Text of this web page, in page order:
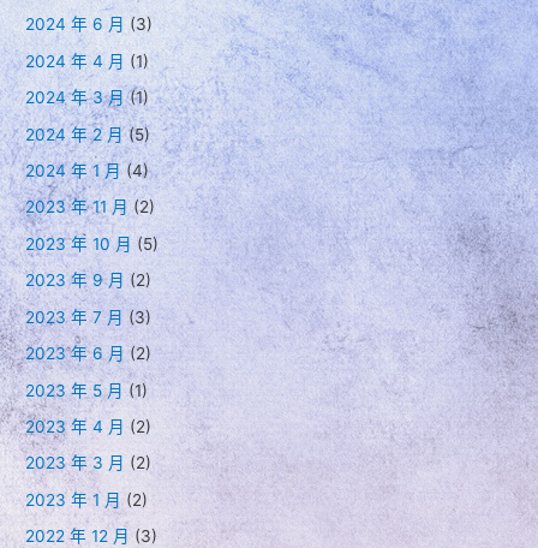
2024 年 6 月 (3)
2024 年 4 月 (1)
2024 年 3 月(1)
2024 年 2 月(5)
2024 年 1 月(4)
2023 年 11 月(2)
2023 年 10 月(5)
2023 年 9 月 (2)
2023 年 7 月 (3)
2023 年 6 月(2)
2023 年 5 月 (1)
2023 年 4 月 (2)
2023 年 3 月 (2)
2023 年 1 月 (2)
2022 年 12 月 (3)